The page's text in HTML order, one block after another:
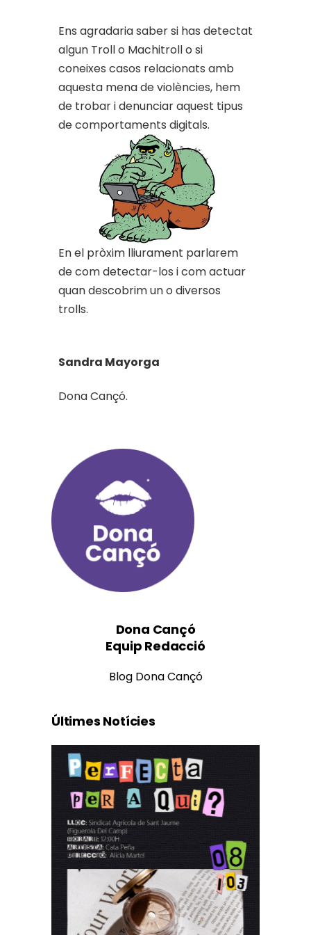
Ens agradaria saber si has detectat
algun Troll o Machitroll o si
coneixes casos relacionats amb
aquesta mena de violències, hem
de trobar i denunciar aquest tipus
de comportaments digitals.
En el pròxim lliurament parlarem
de com detectar-los i com actuar
quan descobrim un o diversos
trolls.
Sandra Mayorga
Dona Cançó.
Dona Cançó
Equip Redacció
Blog Dona Cançó
Últimes Notícies